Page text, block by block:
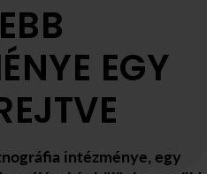
EGY
intézménye, egy